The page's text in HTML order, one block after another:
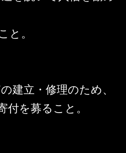
と。
建立・修理のため、
付を募ること。